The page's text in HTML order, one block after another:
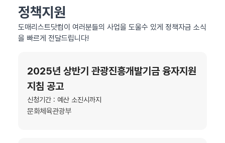
정책지원
도매리스트닷컴이 여러분들의 사업을 도울수 있게 정책자금 소식
을 빠르게 전달드립니다!
2025년 상반기 관광진흥개발기금 융자지원
지침 공고
신청기간 : 예산 소진시까지
문화체육관광부